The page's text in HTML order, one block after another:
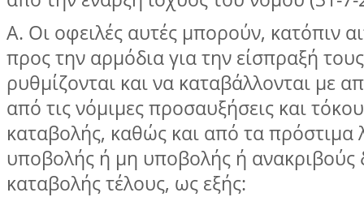
Α. Οι οφειλές αυτές μπορούν, κατόπιν
προς την αρμόδια για την είσπραξή
ρυθμίζονται και να καταβάλλονται με
από τις νόμιμες προσαυξήσεις και
καταβολής, καθώς και από τα
υποβολής ή μη υποβολής ή
καταβολής τέλους, ως εξής: